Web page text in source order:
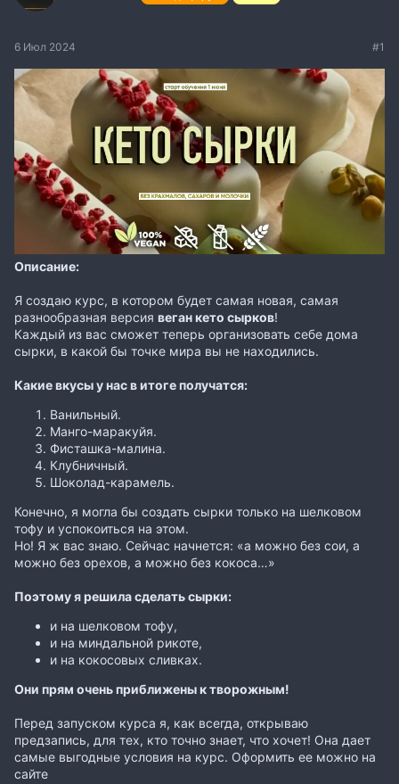
6 Июл 2024 #1
Описание:
Я создаю курс, в котором будет самая новая, самая
разнообразная версия веган кето сырков!
Каждый из вас сможет теперь организовать себе дома
сырки, в какой бы точке мира вы не находились.
Какие вкусы у нас в итоге получатся:
Ванильный.
Манго-маракуйя.
Фисташка-малина.
Клубничный.
Шоколад-карамель.
Конечно, я могла бы создать сырки только на шелковом
тофу и успокоиться на этом.
Но! Я ж вас знаю. Сейчас начнется: «а можно без сои, а
можно без орехов, а можно без кокоса…»
Поэтому я решила сделать сырки:
и на шелковом тофу,
и на миндальной рикоте,
и на кокосовых сливках.
Они прям очень приближены к творожным!
Перед запуском курса я, как всегда, открываю
предзапись, для тех, кто точно знает, что хочет! Она дает
самые выгодные условия на курс. Оформить ее можно на
сайте